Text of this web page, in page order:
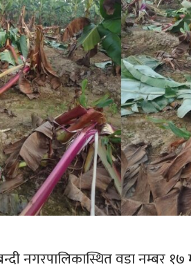
नगरपालिकास्थित वडा नम्बर १७